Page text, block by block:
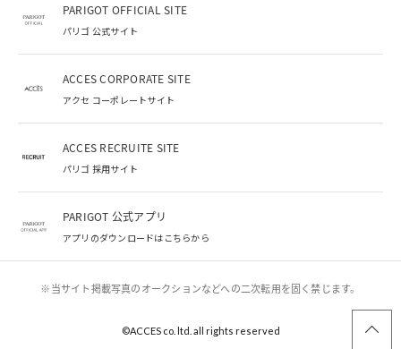
PARIGOT OFFICIAL SITE
パリゴ 公式サイト
ACCES CORPORATE SITE
アクセ コーポレートサイト
ACCES RECRUITE SITE
パリゴ 採用サイト
PARIGOT 公式アプリ
アプリのダウンロードはこちらから
©︎ACCES co. ltd. all rights reserved
※当サイト掲載写真のオークションなどへの二次転用を固く禁じます。